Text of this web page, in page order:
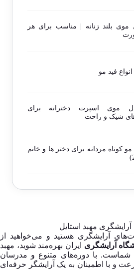
موی بلند زنانه | مناسب برای هر
فید مو
موی اسپرت دخترانه برای
شیک و راحت
مو کوتاه مردانه برای دختر ها و خانم
آرایشگری هستید و می‌خواهید از
آرایشگری ایران بهره‌مند شوید، مهبد
شماست. با دوره‌های متنوع و مدرسان
و با اطمینان به یک آرایشگر حرفه‌ای